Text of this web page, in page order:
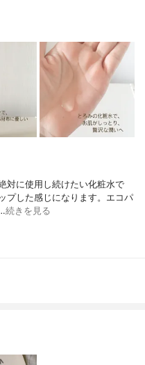
対に使用し続けたい化粧水で
プした感じになります。エコパ
続きを見る